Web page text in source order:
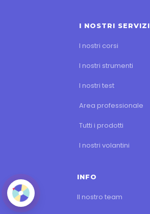
I NOSTRI SERVIZI
I nostri corsi
I nostri strumenti
I nostri test
Area professionale
Tutti i prodotti
I nostri volantini
INFO
Il nostro team